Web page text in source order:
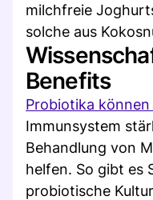
milchfreie
solche aus
Benefits
Probiotika
Immunsystem
Behandlung von
helfen. So gibt es
probiotische